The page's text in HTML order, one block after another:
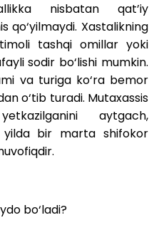
nisbatan qat’iy
qo‘yilmaydi. Xastalikning
tashqi omillar yoki
sodir bo‘lishi mumkin.
va turiga ko‘ra bemor
o‘tib turadi. Mutaxassis
aytgach,
bir marta shifokor
bo‘ladi?